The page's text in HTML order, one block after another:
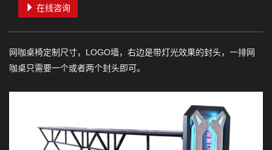
在线咨询
网咖桌椅定制尺寸，LOGO墙，右边是带灯光效果的封头，一排网
咖桌只需要一个或者两个封头即可。